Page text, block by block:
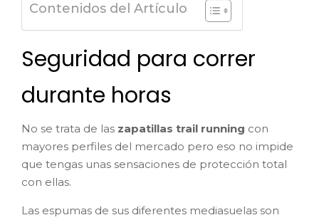
Contenidos del Artículo
Seguridad para correr
durante horas
No se trata de las zapatillas trail running con
mayores perfiles del mercado pero eso no impide
que tengas unas sensaciones de protección total
con ellas.
Las espumas de sus diferentes mediasuelas son